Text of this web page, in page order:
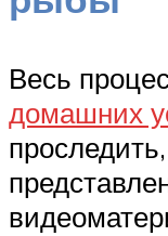
Весь
домашних